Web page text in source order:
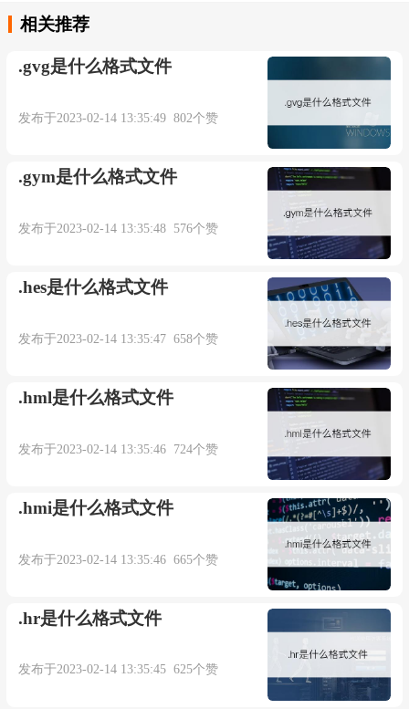
种.gtz文件被用作GEO5重力墙中用于验证重力墙设
计的数据的多部分容器存储。
除此以外，.gtz扩展名还与其他几个扩展名
如.tgz或.taz一起被习惯性地用来表示gzip压缩的焦
油档案，主要是在Unix风格的操作系统或平台上。
在这种情况下，.gtz (.tgz, .taz)文件是由tar归档工具
产生的压缩tar/gzip归档，选项"-z "开启。除了tar之
外，任何支持tar/gzip的强力归档器都可以解压这种
本内容部分来源于网络，谨供免费学习使用，如有侵权，可
相关推荐
.gvg是什么格式文件
发布于2023-02-14 13:35:49 802个赞
.gym是什么格式文件
发布于2023-02-14 13:35:48 576个赞
.hes是什么格式文件
发布于2023-02-14 13:35:47 658个赞
.hml是什么格式文件
发布于2023-02-14 13:35:46 724个赞
.hmi是什么格式文件
发布于2023-02-14 13:35:46 665个赞
.hr是什么格式文件
发布于2023-02-14 13:35:45 625个赞